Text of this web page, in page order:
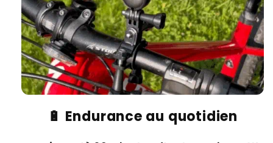
🔋 Endurance au quotidien